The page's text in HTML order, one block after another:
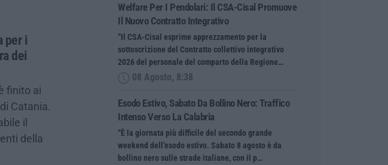
per i
dei
finito ai
Catania.
il
della
Welfare Per I Pendolari: Il CSA-Cisal Promuove
Il Nuovo Contratto Integrativo
“Il CSA-Cisal esprime apprezzamento per la
sottoscrizione del Contratto collettivo integrativo
2026 del personale del comparto della Regione…
08 Agosto, 8:38
Esodo Estivo, Sabato Da Bollino Nero: Traffico
Intenso Verso La Calabria
“È la giornata più difficile del secondo grande
weekend dell’esodo estivo. Sabato 8 agosto è da
bollino nero sulle strade italiane, con il p…